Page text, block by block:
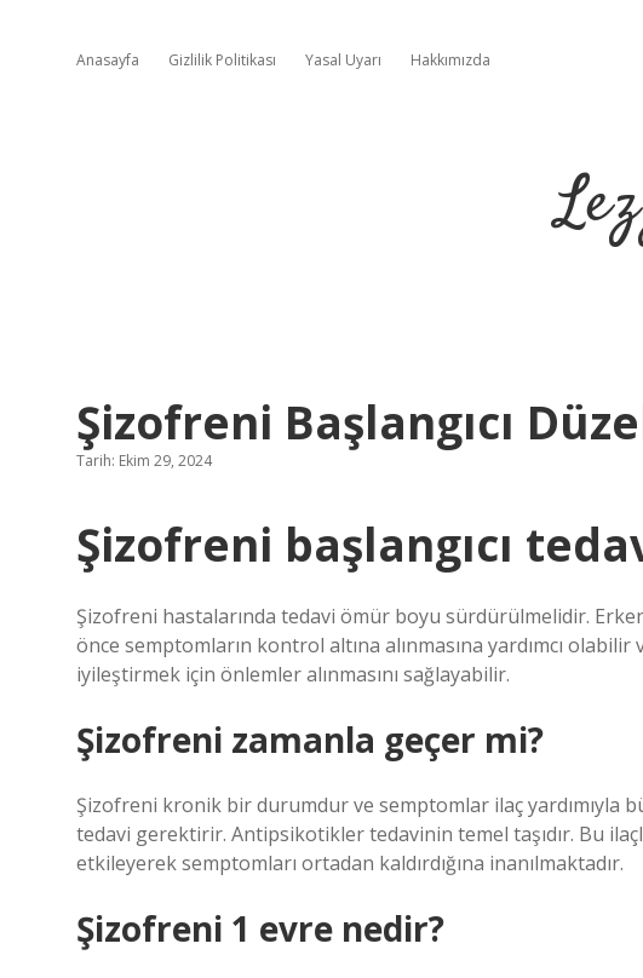
Anasayfa Gizlilik Politikası Yasal Uyarı Hakkımızda
Şizofreni Başlangıcı
Tarih: Ekim 29, 2024
Şizofreni başlangıcı
Şizofreni hastalarında tedavi ömür boyu sürdürülmelidir.
önce semptomların kontrol altına alınmasına yardımcı
iyileştirmek için önlemler alınmasını sağlayabilir.
Şizofreni zamanla geçer mi?
Şizofreni kronik bir durumdur ve semptomlar ilaç yardımıyla
tedavi gerektirir. Antipsikotikler tedavinin temel taşıdır. Bu
etkileyerek semptomları ortadan kaldırdığına inanılmaktadır.
Şizofreni 1 evre nedir?